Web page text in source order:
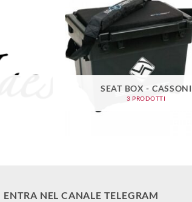
SEAT BOX - CASSONI
3 PRODOTTI
ENTRA NEL CANALE TELEGRAM